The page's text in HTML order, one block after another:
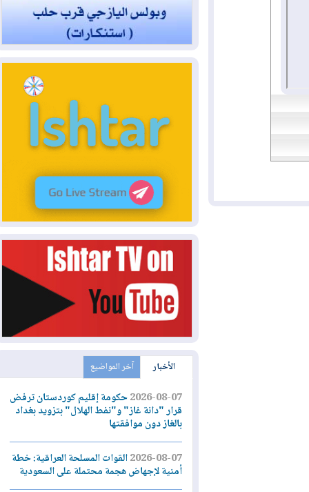
الأخبار آخر المواضيع
2026-08-07حكومة إقليم كوردستان ترفض
قرار "دانة غاز" و"نفط الهلال" بتزويد بغداد
بالغاز دون موافقتها
2026-08-07القوات المسلحة العراقية: خطة
أمنية لإجهاض هجمة محتملة على السعودية